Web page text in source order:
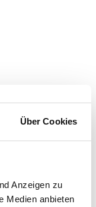
Über Cookies
Anzeigen zu
Medien anbieten
lesen